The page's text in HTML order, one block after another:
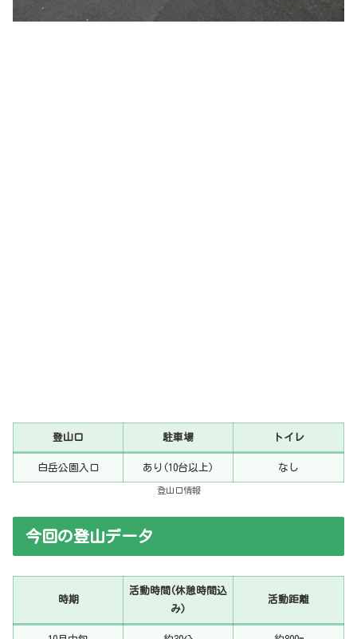
登山口 駐車場 トイレ
白岳公園入口 あり(10台以上) なし
登山口情報
今回の登山データ
時期
活動時間(休憩時間込
み)
活動距離